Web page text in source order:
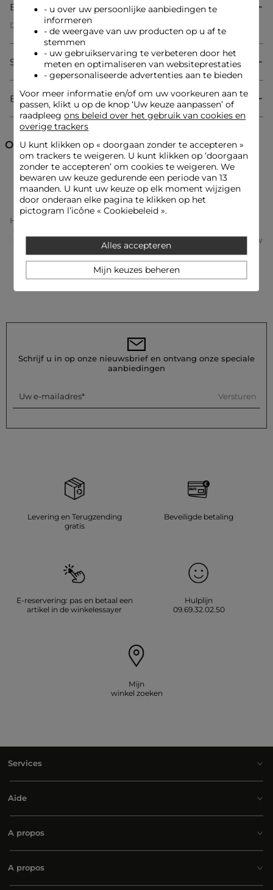
Beschrijving
Deze nauwsluitende jumpsuit valt op door zijn print, een
echte trendy en moderne troef. De delicate halslijn
accentueert het bovenlichaam met een zelfverzekerde
vrouwelijkheid. De snit benadrukt het silhouet met elegantie,
voor een stijl die resoluut glamoureus en eigentijds is.
Jumpsuit
Nauwsluitende snit
Halslijn
Korte mouwen
Print
Look ideeën
De nauwsluitende jumpsuit met print wordt gecombineerd
met sandalen met hakken voor een vrouwelijke en
zelfverzekerde uitstraling.
Dit kledingstuk met halslijn wordt gedragen met een
gestructureerde blazer en pumps, wat een gedurfd contrast
creëert tussen moderne elegantie en zelfverzekerde
sensualiteit.
Was de jumpsuit op 30°C in een fijnwasprogramma om de
kwaliteit van het breisel te behouden. Strijken is mogelijk:
doe dit op lage temperatuur (maximaal 110°) zonder stoom te
Samenstelling & onderhoud
Bezorging & Retourzending
Ontdek ook
Jumpsuits met lange broekspijpen Jumpsuits
Home
Nauwsluitende Jumpsuit Met Decolleté Meerkleurig Vrouw
Schrijf u in op onze nieuwsbrief en ontvang onze speciale
aanbiedingen
Uw e-mailadres Versturen
Levering en Terugzending
gratis
Beveiligde betaling
E-reservering: pas en betaal een
artikel in de winkelessayer
Hulplijn
09.69.32.02.50
Mijn
winkel zoeken
Services
Aide
A propos
A propos
- u over uw persoonlijke aanbiedingen te
informeren
- de weergave van uw producten op u af te
stemmen
- uw gebruikservaring te verbeteren door het
meten en optimaliseren van websiteprestaties
- gepersonaliseerde advertenties aan te bieden
Voor meer informatie en/of om uw voorkeuren aan te
passen, klikt u op de knop ‘Uw keuze aanpassen’ of
raadpleegons beleid over het gebruik van cookies en
overige trackers
U kunt klikken op « doorgaan zonder te accepteren»
om trackers te weigeren. U kunt klikken op ‘doorgaan
zonder te accepteren’ om cookies te weigeren. We
bewaren uw keuze gedurende een periode van 13
maanden. U kunt uw keuze op elk moment wijzigen
door onderaan elke pagina te klikken op het
pictogram l’icône « Cookiebeleid ».
Alles accepteren
Mijn keuzes beheren